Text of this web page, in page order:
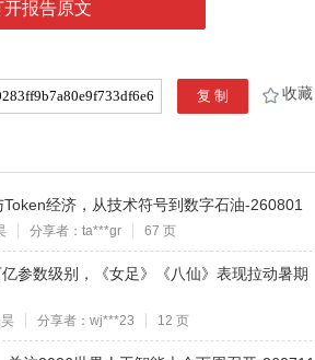
开报告原文
收藏
经济，从技术符号到数字石油-260801
分享者：ta***gr 67 页
参数级别，《女足》《八仙》表现拉动暑期
分享者：wj***23 12 页